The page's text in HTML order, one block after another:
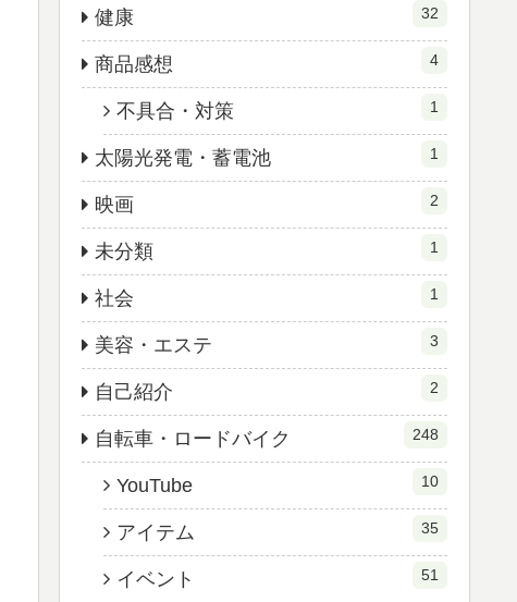
健康 32
商品感想 4
不具合・対策 1
太陽光発電・蓄電池 1
映画 2
未分類 1
社会 1
美容・エステ 3
自己紹介 2
自転車・ロードバイク 248
YouTube 10
アイテム 35
イベント 51